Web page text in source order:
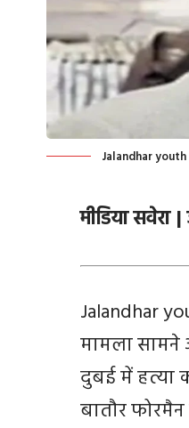
Jalandhar
मीडिया सवेरा
Jalandhar
मामला
दुबई में हत्या
बातौर